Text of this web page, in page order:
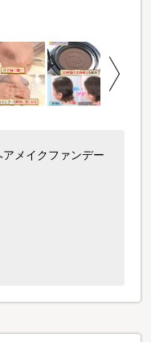
メイクファンデー